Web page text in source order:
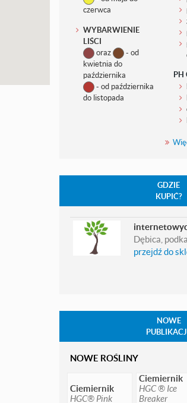
czerwca
WYBARWIENIE
LIŚCI
oraz
- od
kwietnia do
października
- od października
do listopada
PH
GDZIE
KUPIĆ?
Dębica,
przejdź do
NOWE
NOWE ROŚLINY
Ciemiernik
HGC® Pink
Ciemiernik
HGC ® Ice
Breaker